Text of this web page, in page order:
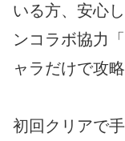
いる方、安心
ンコラボ協力
ャラだけで攻
初回クリアで